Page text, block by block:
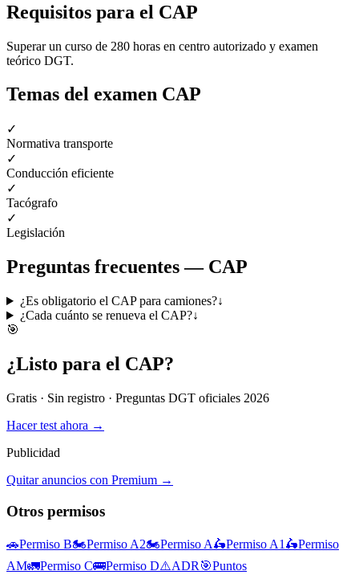
Requisitos para el CAP
Superar un curso de 280 horas en centro autorizado y examen
teórico DGT.
Temas del examen CAP
✓
Normativa transporte
✓
Conducción eficiente
✓
Tacógrafo
✓
Legislación
Preguntas frecuentes — CAP
¿Es obligatorio el CAP para camiones?↓
¿Cada cuánto se renueva el CAP?↓
🎯
¿Listo para el CAP?
Gratis · Sin registro · Preguntas DGT oficiales 2026
Hacer test ahora →
Publicidad
Quitar anuncios con Premium →
Otros permisos
🚗Permiso B🏍️Permiso A2🏍️Permiso A🛵Permiso A1 🛵Permiso
AM🚛Permiso C🚌Permiso D⚠️ADR 🎯Puntos